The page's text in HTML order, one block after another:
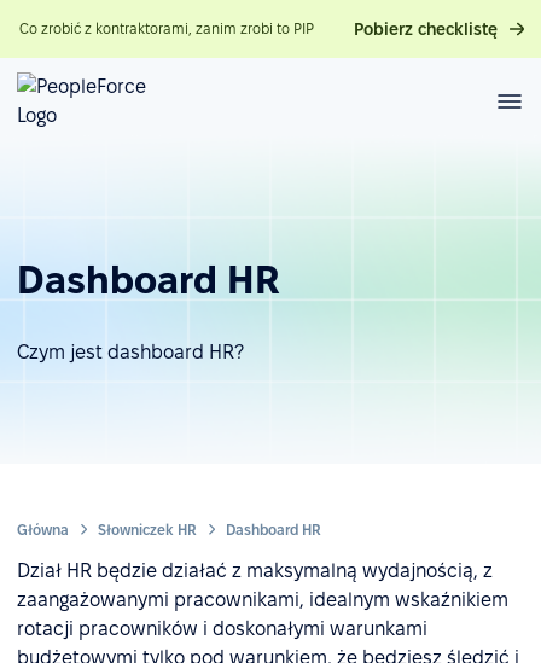
Co zrobić z kontraktorami, zanim zrobi to PIP Pobierz checklistę
Dashboard HR
Czym jest dashboard HR?
Główna Słowniczek HR Dashboard HR
Dział HR będzie działać z maksymalną wydajnością, z
zaangażowanymi pracownikami, idealnym wskaźnikiem
rotacji pracowników i doskonałymi warunkami
budżetowymi tylko pod warunkiem, że będziesz śledzić i